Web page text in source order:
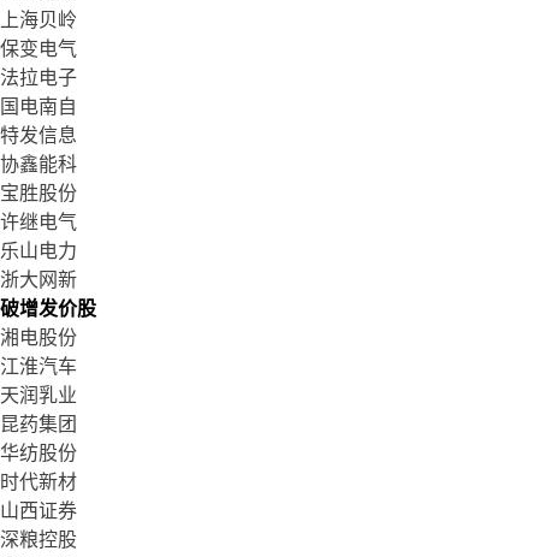
上海贝岭
保变电气
法拉电子
国电南自
特发信息
协鑫能科
宝胜股份
许继电气
乐山电力
浙大网新
破增发价股
湘电股份
江淮汽车
天润乳业
昆药集团
华纺股份
时代新材
山西证券
深粮控股